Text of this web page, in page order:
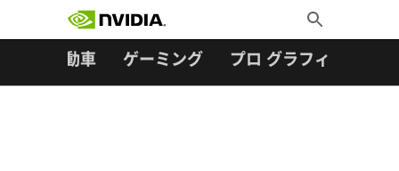
Toggle
Search
自動車 ゲーミング プロ グラフィックス